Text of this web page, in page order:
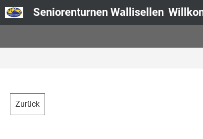
Seniorenturnen Wallisellen
Zurück